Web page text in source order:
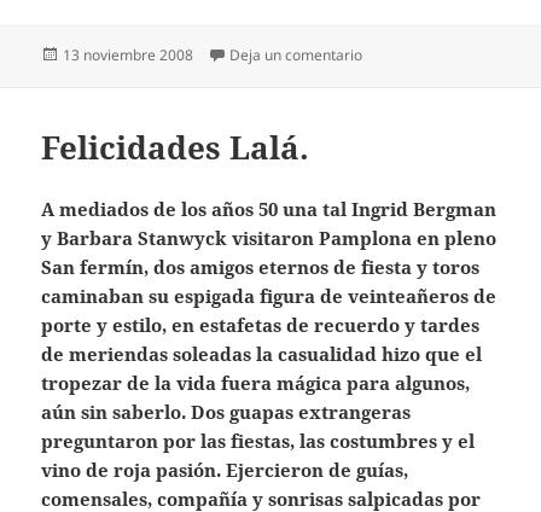
Publicado
13 noviembre 2008 Deja un comentarioen Ho voglia di te
Felicidades Lalá.
A mediados de los años 50 una tal Ingrid Bergman
y Barbara Stanwyck visitaron Pamplona en pleno
San fermín, dos amigos eternos de fiesta y toros
caminaban su espigada figura de veinteañeros de
porte y estilo, en estafetas de recuerdo y tardes
de meriendas soleadas la casualidad hizo que el
tropezar de la vida fuera mágica para algunos,
aún sin saberlo. Dos guapas extrangeras
preguntaron por las fiestas, las costumbres y el
vino de roja pasión. Ejercieron de guías,
comensales, compañía y sonrisas salpicadas por